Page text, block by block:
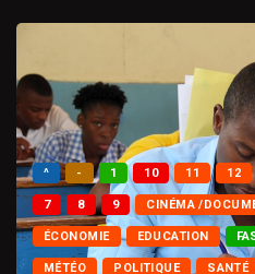
^ - 1 10 11 12
7 8 9 CINÉMA /
ÉCONOMIE EDUCATION
MÉTÉO POLITIQUE SANTÉ